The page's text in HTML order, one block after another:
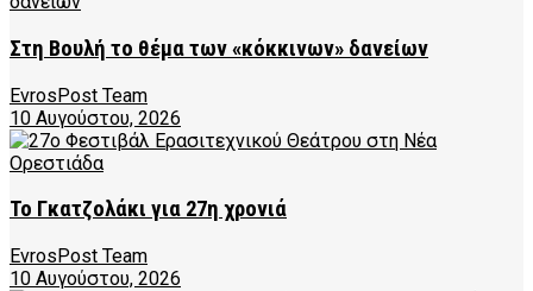
Στη Βουλή το θέμα των «κόκκινων» δανείων
EvrosPost Team
10 Αυγούστου, 2026
Το Γκατζολάκι για 27η χρονιά
EvrosPost Team
10 Αυγούστου, 2026